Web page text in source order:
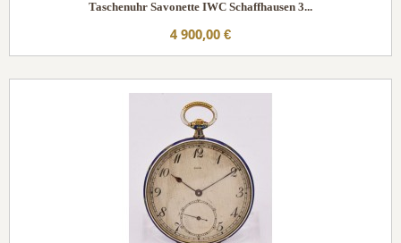
Taschenuhr Savonette IWC Schaffhausen 3...
4 900,00 €